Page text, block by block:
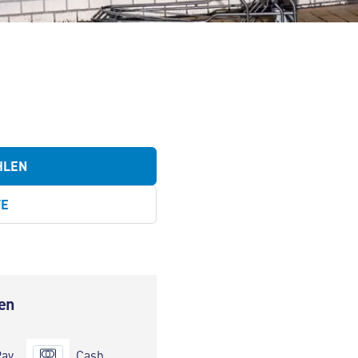
Cash